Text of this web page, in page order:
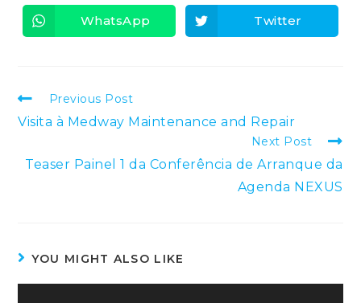
WhatsApp Twitter
Previous Post
Visita à Medway Maintenance and Repair
Next Post
Teaser Painel 1 da Conferência de Arranque da
Agenda NEXUS
YOU MIGHT ALSO LIKE